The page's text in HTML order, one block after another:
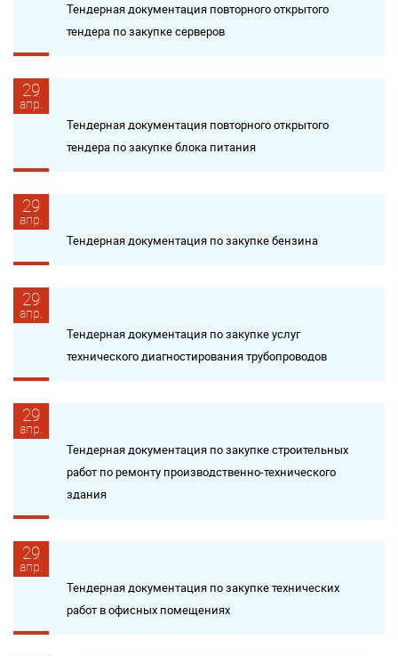
Тендерная документация повторного открытого
тендера по закупке серверов
29
апр.
Тендерная документация повторного открытого
тендера по закупке блока питания
29
апр.
Тендерная документация по закупке бензина
29
апр.
Тендерная документация по закупке услуг
технического диагностирования трубопроводов
29
апр.
Тендерная документация по закупке строительных
работ по ремонту производственно-технического
здания
29
апр.
Тендерная документация по закупке технических
работ в офисных помещениях